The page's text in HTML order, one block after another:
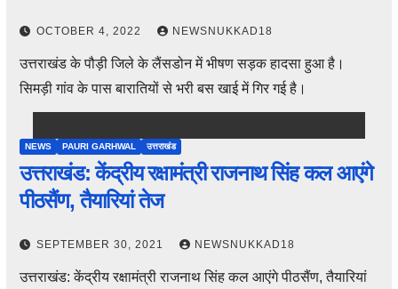
OCTOBER 4, 2022 NEWSNUKKAD18
उत्तराखंड के पौड़ी जिले के लैंसडोन में भीषण सड़क हादसा हुआ है।
सिमड़ी गांव के पास बारातियों से भरी बस खाई में गिर गई है।
NEWS PAURI GARHWAL उत्तराखंड
उत्तराखंड: केंद्रीय रक्षामंत्री राजनाथ सिंह कल आएंगे
पीठसैंण, तैयारियां तेज
SEPTEMBER 30, 2021 NEWSNUKKAD18
उत्तराखंड: केंद्रीय रक्षामंत्री राजनाथ सिंह कल आएंगे पीठसैंण, तैयारियां